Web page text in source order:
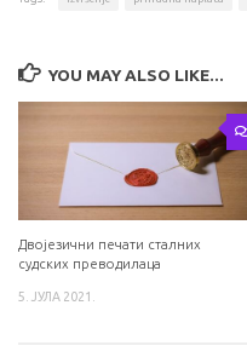
YOU MAY ALSO LIKE...
Двојезични печати сталних
судских преводилаца
5. ЈУЛА 2021.